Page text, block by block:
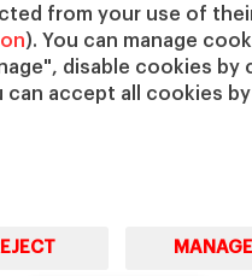
from your use of
). You can manage
disable cookies by
can accept all cookies
MANAGE
Capellanía
IESE Shop
Jobs @IESE
Préstamos y becas